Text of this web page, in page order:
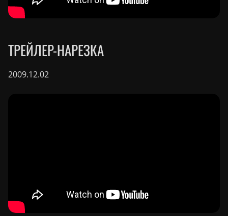
ТРЕЙЛЕР-НАРЕЗКА
2009.12.02